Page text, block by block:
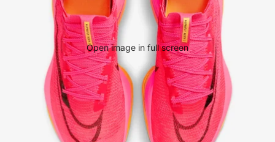
Open image in full screen